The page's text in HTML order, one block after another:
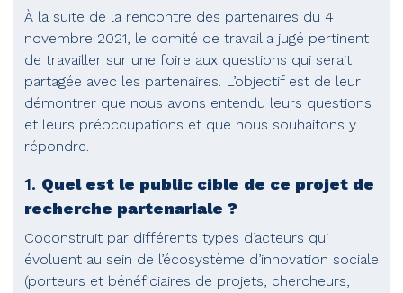
À la suite de la rencontre des partenaires du 4
novembre 2021, le comité de travail a jugé pertinent
de travailler sur une foire aux questions qui serait
partagée avec les partenaires. L’objectif est de leur
démontrer que nous avons entendu leurs questions
et leurs préoccupations et que nous souhaitons y
répondre.
1. Quel est le public cible de ce projet de
recherche partenariale ?
Coconstruit par différents types d’acteurs qui
évoluent au sein de l’écosystème d’innovation sociale
(porteurs et bénéficiaires de projets, chercheurs,